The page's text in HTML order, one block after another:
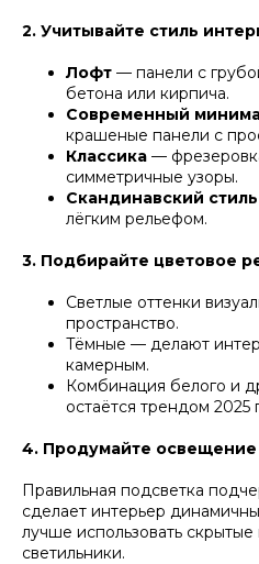
2. Учитывайте стиль
Лофт — панели с
бетона или кирпича.
Современный
крашеные панели с
Классика —
симметричные узоры.
Скандинавский стиль
лёгким рельефом.
3. Подбирайте цветовое
Светлые оттенки
пространство.
Тёмные — делают
камерным.
Комбинация белого и
остаётся трендом 2025
4. Продумайте освещение
Правильная подсветка
сделает интерьер
лучше использовать
светильники.